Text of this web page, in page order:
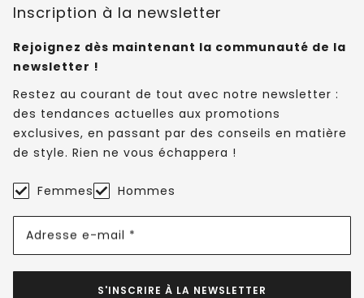
Inscription à la newsletter
Rejoignez dès maintenant la communauté de la
newsletter !
Restez au courant de tout avec notre newsletter :
des tendances actuelles aux promotions
exclusives, en passant par des conseils en matière
de style. Rien ne vous échappera !
Femmes Hommes
Adresse e-mail *
S'INSCRIRE À LA NEWSLETTER